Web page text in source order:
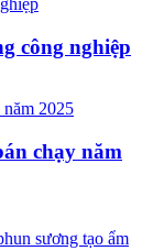
công nghiệp
chạy năm